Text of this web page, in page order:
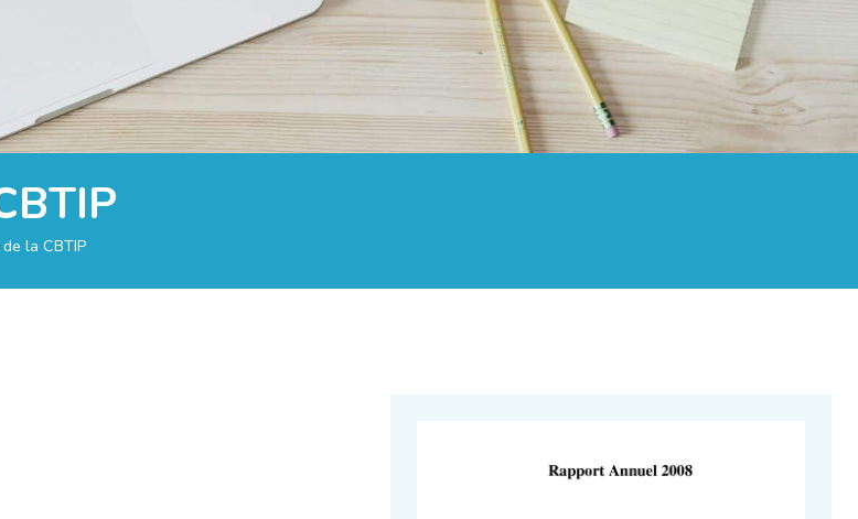
la CBTIP